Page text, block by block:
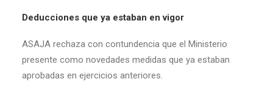
Deducciones que ya estaban en vigor
ASAJA rechaza con contundencia que el Ministerio
presente como novedades medidas que ya estaban
aprobadas en ejercicios anteriores.